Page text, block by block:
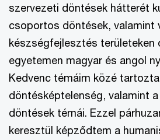
szervezeti döntések hátterét
csoportos döntések, valamint
készségfejlesztés területeken
egyetemen magyar és angol
Kedvenc témáim közé
döntésképtelenség, valamint
döntések témái. Ezzel
keresztül képződtem a